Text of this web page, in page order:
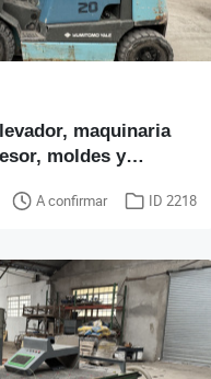
maquinaria
moldes y
A confirmar ID 2218